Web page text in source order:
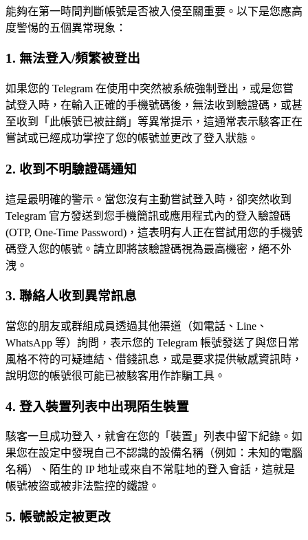
能夠在第一時間判斷帳號是否被入侵至關重要。以下是您應高
度警惕的五個異常現象：
1. 無法登入/頻繁被登出
如果您的 Telegram 在使用中突然被系統強制登出，或是您嘗
試登入時，在輸入正確的手機號碼後，無法收到驗證碼，或甚
至收到「此帳號已被註銷」等異常提示，這通常表示駭客正在
嘗試或已經成功掌控了您的帳號並更改了登入狀態。
2. 收到不明驗證碼通知
這是最明確的警示。當您沒有主動嘗試登入時，卻突然收到
Telegram 官方發送到您手機簡訊或應用程式內的登入驗證碼
(OTP, One-Time Password)，這表明有人正在嘗試用您的手機號
碼登入您的帳號。請立即將該驗證碼視為最高機密，絕不外
洩。
3. 聯絡人收到異常訊息
當您的朋友或群組成員透過其他渠道（如電話、Line、
WhatsApp 等）詢問，表示您的 Telegram 帳號發送了與您日常
風格不符的可疑連結、借錢訊息，或是要求提供敏感資訊時，
說明您的帳號很可能已被駭客用作詐騙工具。
4. 登入裝置列表中出現陌生裝置
駭客一旦成功登入，就會在您的「裝置」列表中留下紀錄。如
果您在設定中發現自己不認識的設備名稱（例如：未知的電腦
名稱）、陌生的 IP 地址或來自不常駐地的登入會話，這就是
帳號被盜或被非法監控的鐵證。
5. 帳號設定被更改